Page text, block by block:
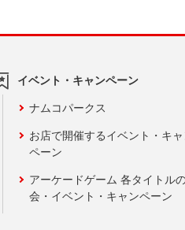
イベント・キャンペーン
ナムコパークス
お店で開催するイベント・キャ
ペーン
アーケードゲーム 各タイトル
会・イベント・キャンペーン